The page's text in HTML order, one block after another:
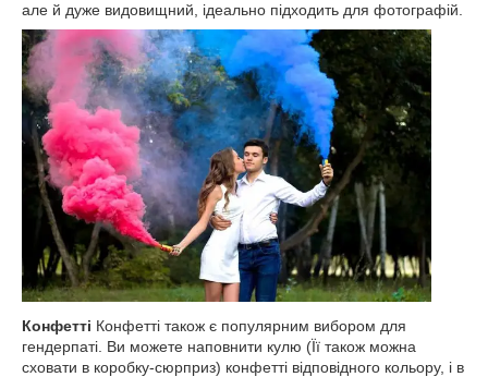
але й дуже видовищний, ідеально підходить для фотографій.
Конфетті Конфетті також є популярним вибором для
гендерпаті. Ви можете наповнити кулю (Її також можна
сховати в коробку-сюрприз) конфетті відповідного кольору, і в